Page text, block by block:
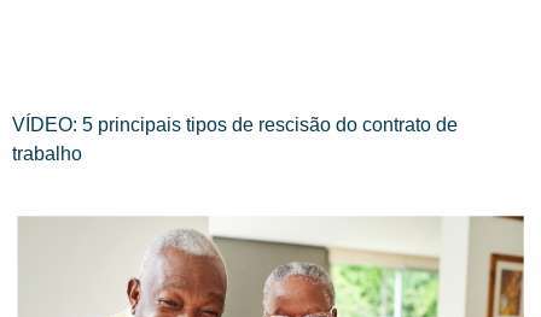
VÍDEO: 5 principais tipos de rescisão do contrato de
trabalho